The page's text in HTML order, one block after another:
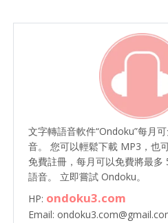
文字轉語音軟件“Ondoku”每月
音。 您可以輕鬆下載 MP3，也
免費註冊，每月可以免費將最
語音。 立即嘗試 Ondoku。
HP: ondoku3.com
Email: